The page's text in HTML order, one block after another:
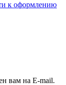
к оформлению
вам на E-mail.